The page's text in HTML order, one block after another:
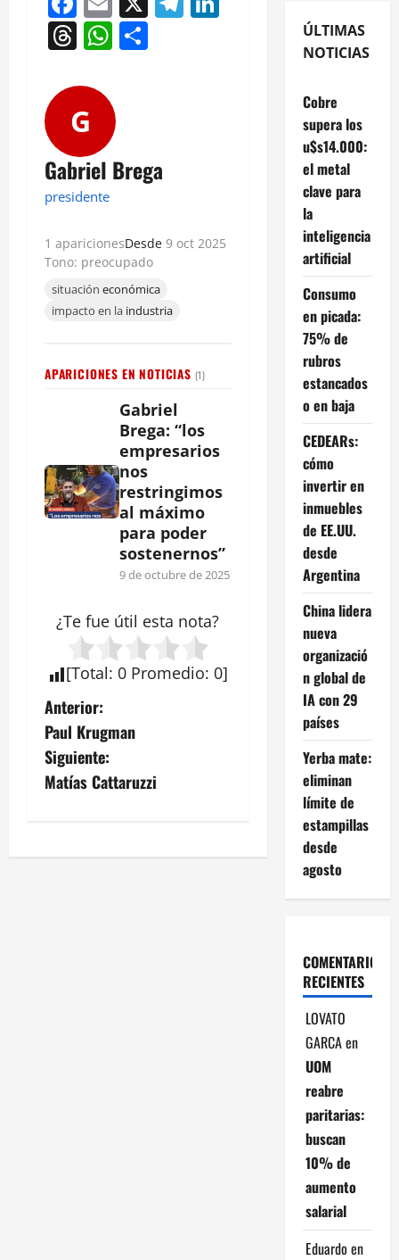
Threads
WhatsApp
G
Gabriel Brega
presidente
1 aparicionesDesde 9 oct 2025
Tono: preocupado
situación económica
impacto en la industria
APARICIONES EN NOTICIAS (1)
Gabriel
Brega: “los
empresarios
nos
restringimos
al máximo
para poder
sostenernos”
9 de octubre de 2025
¿Te fue útil esta nota?
[Total: 0 Promedio: 0]
N
a
v
g
Anterior:
Paul Krugman
Siguiente:
Matías Cattaruzzi
ÚLTIMAS
NOTICIAS
Cobre
supera los
u$s14.000:
el metal
clave para
la
inteligencia
artificial
Consumo
en picada:
75% de
rubros
estancados
o en baja
CEDEARs:
cómo
invertir en
inmuebles
de EE.UU.
desde
Argentina
China lidera
nueva
organizació
n global de
IA con 29
países
Yerba mate:
eliminan
límite de
estampillas
desde
agosto
COMENTARIOS
RECIENTES
LOVATO
GARCAen
UOM
reabre
paritarias:
buscan
10% de
aumento
salarial
Eduardo en